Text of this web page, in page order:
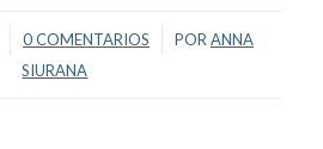
0 COMENTARIOS
/ POR ANNA
SIURANA